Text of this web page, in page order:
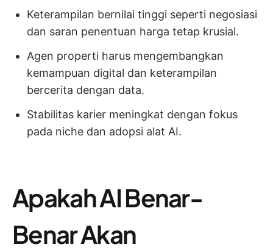
Keterampilan bernilai tinggi seperti negosiasi
dan saran penentuan harga tetap krusial.
Agen properti harus mengembangkan
kemampuan digital dan keterampilan
bercerita dengan data.
Stabilitas karier meningkat dengan fokus
pada niche dan adopsi alat AI.
Apakah AI Benar-
Benar Akan